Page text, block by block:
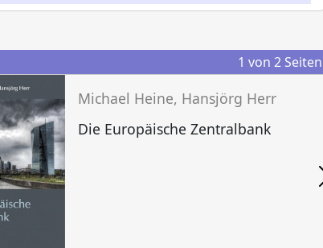
1 von 2Seiten
Michael Heine, Hansjörg Herr
Die Europäische Zentralbank